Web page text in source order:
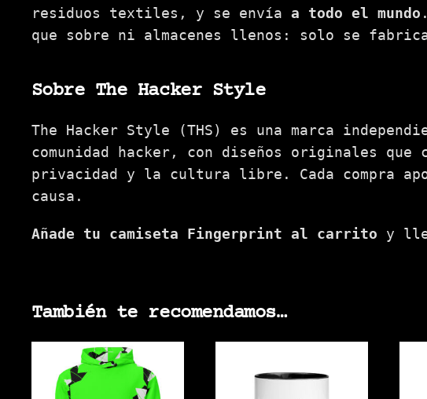
residuos textiles, y se envía a todo el mundo
que sobre ni almacenes llenos: solo se
Sobre The Hacker Style
The Hacker Style (THS) es una marca
comunidad hacker, con diseños originales
privacidad y la cultura libre. Cada compra
causa.
Añade tu camiseta Fingerprint al carrito y
También te recomendamos…